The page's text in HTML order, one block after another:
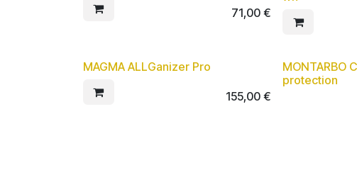
71,00 €
MAGMA ALLGanizer Pro
155,00 €
MONTARBO
protection